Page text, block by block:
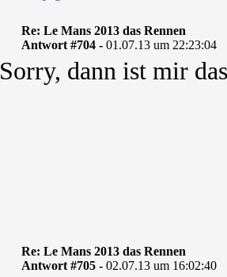
Re: Le Mans 2013 das Rennen
Antwort #704 - 01.07.13 um 22:23:04
Sorry, dann ist mir
Re: Le Mans 2013 das Rennen
Antwort #705 - 02.07.13 um 16:02:40